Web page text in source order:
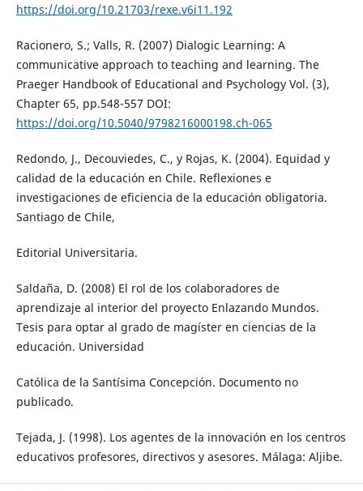
https://doi.org/10.21703/rexe.v6i11.192
Racionero, S.; Valls, R. (2007) Dialogic Learning: A
communicative approach to teaching and learning. The
Praeger Handbook of Educational and Psychology Vol. (3),
Chapter 65, pp.548-557 DOI:
https://doi.org/10.5040/9798216000198.ch-065
Redondo, J., Decouviedes, C., y Rojas, K. (2004). Equidad y
calidad de la educación en Chile. Reflexiones e
investigaciones de eficiencia de la educación obligatoria.
Santiago de Chile,
Editorial Universitaria.
Saldaña, D. (2008) El rol de los colaboradores de
aprendizaje al interior del proyecto Enlazando Mundos.
Tesis para optar al grado de magíster en ciencias de la
educación. Universidad
Católica de la Santísima Concepción. Documento no
publicado.
Tejada, J. (1998). Los agentes de la innovación en los centros
educativos profesores, directivos y asesores. Málaga: Aljibe.